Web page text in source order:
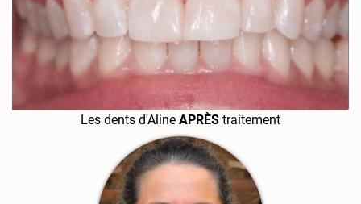
Les dents d'Aline APRÈS traitement